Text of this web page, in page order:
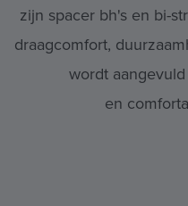
zijn spacer bh's en bi-
draagcomfort,
wordt
en